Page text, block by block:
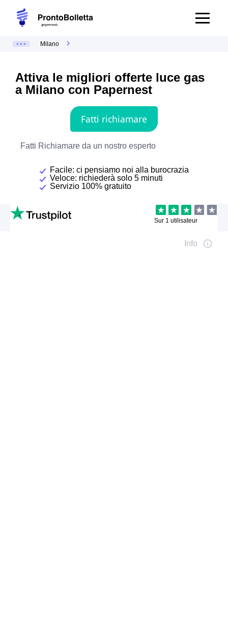
Milano